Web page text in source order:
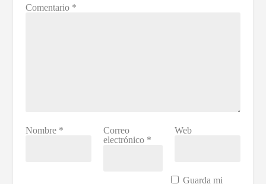
Comentario *
Nombre *
Correo
electrónico *
Web
Guarda mi